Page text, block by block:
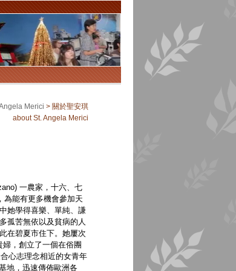
Merici > 關於聖安琪
about St. Angela Merici
一農家，十六、七
為能有更多機會參加天
她學得喜樂、單純、謙
孤苦無依以及貧病的人
在碧夏市住下。她屢次
，創立了一個在俗團
心志理念相近的女青年
地，迅速傳佈歐洲各